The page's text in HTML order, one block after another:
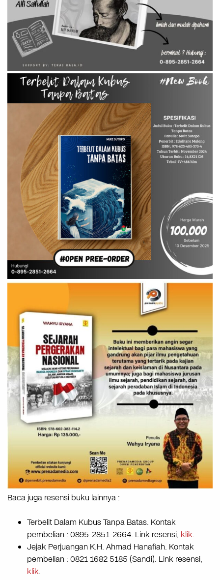
Baca juga resensi buku lainnya :
Terbelit Dalam Kubus Tanpa Batas. Kontak
pembelian : 0895-2851-2664. Link resensi, klik.
Jejak Perjuangan K.H. Ahmad Hanafiah. Kontak
pembelian : 0821 1682 5185 (Sandi). Link resensi,
klik.